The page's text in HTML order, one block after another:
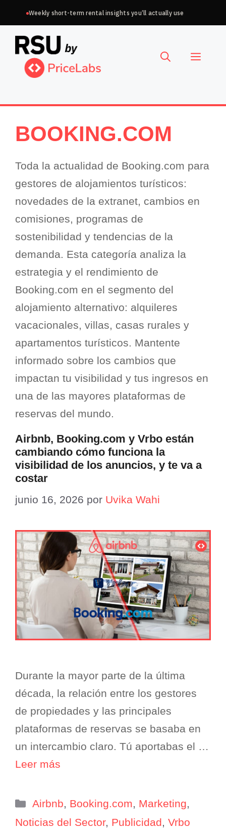
al
contenido
Weekly short-term rental insights you’ll actually use
Elegir
un
idioma
Menú
BOOKING.COM
Toda la actualidad de Booking.com para
gestores de alojamientos turísticos:
novedades de la extranet, cambios en
comisiones, programas de
sostenibilidad y tendencias de la
demanda. Esta categoría analiza la
estrategia y el rendimiento de
Booking.com en el segmento del
alojamiento alternativo: alquileres
vacacionales, villas, casas rurales y
apartamentos turísticos. Mantente
informado sobre los cambios que
impactan tu visibilidad y tus ingresos en
una de las mayores plataformas de
reservas del mundo.
Airbnb, Booking.com y Vrbo están
cambiando cómo funciona la
visibilidad de los anuncios, y te va a
costar
junio 16, 2026 por Uvika Wahi
Durante la mayor parte de la última
década, la relación entre los gestores
de propiedades y las principales
plataformas de reservas se basaba en
un intercambio claro. Tú aportabas el …
Leer más
Categorías
Airbnb, Booking.com, Marketing,
Noticias del Sector, Publicidad, Vrbo